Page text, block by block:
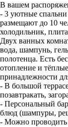
В вашем
- 3 уютные спальни
размещают до 10
холодильник,
Двух ванных
вода, шампунь,
полотенца. Есть
отопление и
принадлежности
- В большой
позавтракать,
- Персональный
блюд (шампуры,
- Можно проводить